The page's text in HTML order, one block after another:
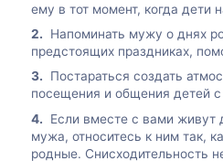
ему в тот момент, когда дети
Напоминать мужу о днях
предстоящих праздниках,
Постараться создать
посещения и общения детей с
Если вместе с вами живут
мужа, относитесь к ним так,
родные. Снисходительность